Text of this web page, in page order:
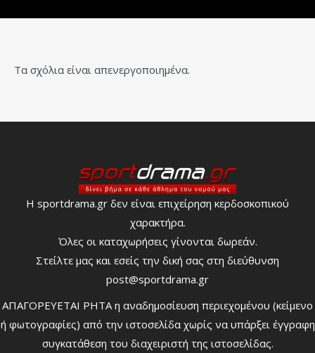
Τα σχόλια είναι απενεργοποιημένα.
Η sportdrama.gr δεν είναι επιχείρηση κερδοσκοπικού
χαρακτήρα.
Όλες οι καταχωρήσεις γίνονται δωρεάν.
Στείλτε μας και εσείς την δική σας στη διεύθυνση
post@sportdrama.gr
ΑΠΑΓΟΡΕΥΕΤΑΙ ΡΗΤΑ η αναδημοσίευση περιεχομένου (κείμενο
ή φωτογραφίες) από την ιστοσελίδα χωρίς να υπάρξει έγγραφη
συγκατάθεση του διαχειριστή της ιστοσελίδας.